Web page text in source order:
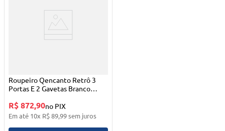
Roupeiro Qencanto Retrô 3
Portas E 2 Gavetas Branco
R$ 872,90no PIX
Em até 10x R$89,99sem juros